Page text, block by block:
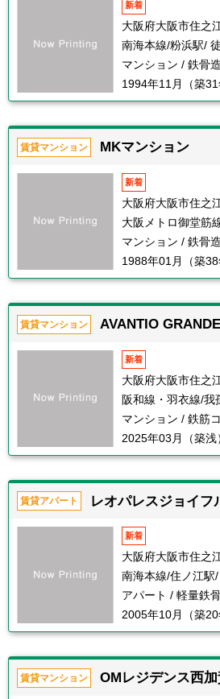
新着
大阪府大阪市住之
南海本線/粉浜駅/
マンション / 鉄骨造
1994年11月（築31
賃貸マンション MKマンション
新着
大阪府大阪市住之
大阪メトロ御堂筋
マンション / 鉄骨造
1988年01月（築38
賃貸マンション AVANTIO GRANDE
新着
大阪府大阪市住之
阪和線・羽衣線/
マンション / 鉄筋
2025年03月（築浅
賃貸アパート レオパレスジョイフ
新着
大阪府大阪市住之
南海本線/住ノ江駅
アパート / 軽量鉄
2005年10月（築20
賃貸マンション OMレジデンス西